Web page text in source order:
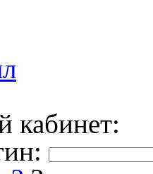
кабинет: